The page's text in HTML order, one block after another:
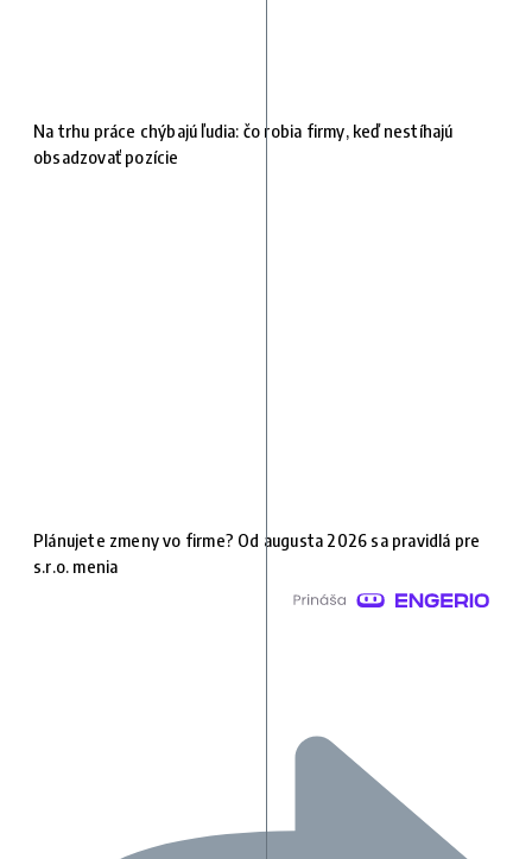
Na trhu práce chýbajú ľudia: čo robia firmy, keď nestíhajú
obsadzovať pozície
Plánujete zmeny vo firme? Od augusta 2026 sa pravidlá pre
s.r.o. menia